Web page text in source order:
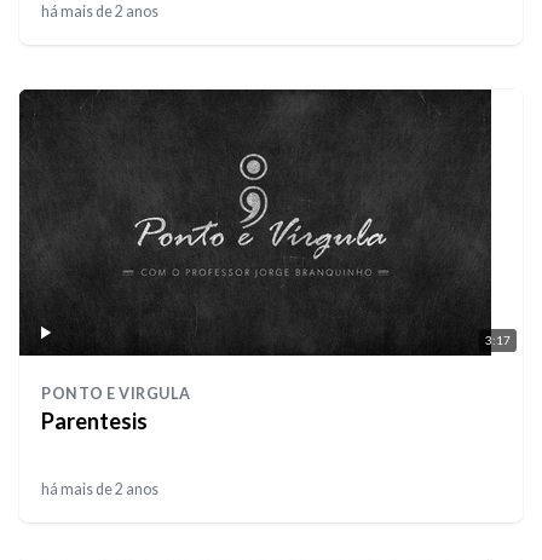
há mais de 2 anos
3:17
PONTO E VIRGULA
Parentesis
há mais de 2 anos